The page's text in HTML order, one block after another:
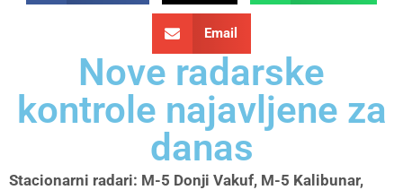
Email
Nove radarske
kontrole najavljene za
danas
Stacionarni radari: M-5 Donji Vakuf, M-5 Kalibunar,